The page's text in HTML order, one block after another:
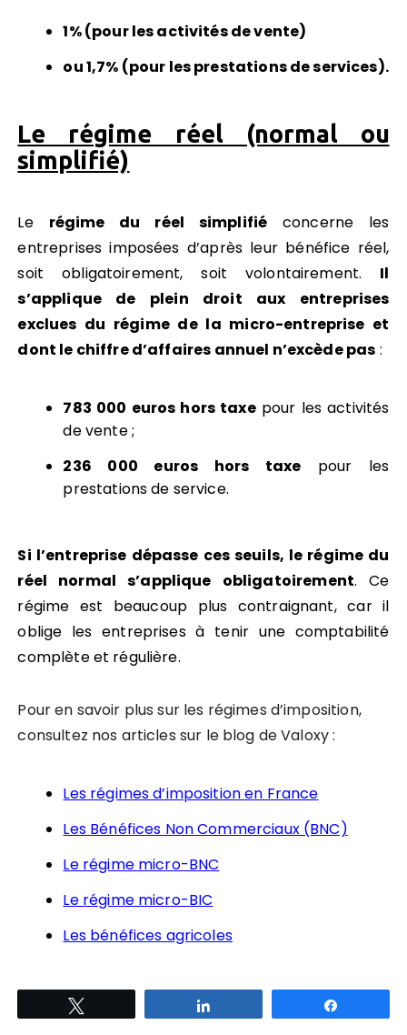
1% (pour les activités de vente)
ou 1,7% (pour les prestations de services).
Le régime réel (normal ou
simplifié)
Le régime du réel simplifié concerne les
entreprises imposées d’après leur bénéfice réel,
soit obligatoirement, soit volontairement. Il
s’applique de plein droit aux entreprises
exclues du régime de la micro-entreprise et
dont le chiffre d’affaires annuel n’excède pas :
783 000 euros hors taxepour les activités
de vente ;
236 000 euros hors taxe pour les
prestations de service.
Si l’entreprise dépasse ces seuils, le régime du
réel normal s’applique obligatoirement. Ce
régime est beaucoup plus contraignant, car il
oblige les entreprises à tenir une comptabilité
complète et régulière.
Pour en savoir plus sur les régimes d’imposition,
consultez nos articles sur le blog de Valoxy :
Les régimes d’imposition en France
Les Bénéfices Non Commerciaux (BNC)
Le régime micro-BNC
Le régime micro-BIC
Les bénéfices agricoles